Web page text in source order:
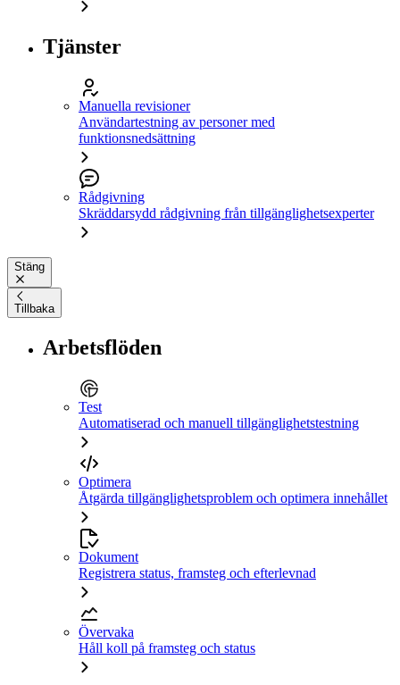
Tjänster
Manuella revisioner
Användartestning av personer med
funktionsnedsättning
Rådgivning
Skräddarsydd rådgivning från tillgänglighetsexperter
Stäng
Tillbaka
Arbetsflöden
Test
Automatiserad och manuell tillgänglighetstestning
Optimera
Åtgärda tillgänglighetsproblem och optimera innehållet
Dokument
Registrera status, framsteg och efterlevnad
Övervaka
Håll koll på framsteg och status